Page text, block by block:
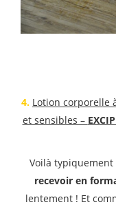
4. Lotion corporelle
et sensibles –
Voilà
recevoir en
lentement ! Et